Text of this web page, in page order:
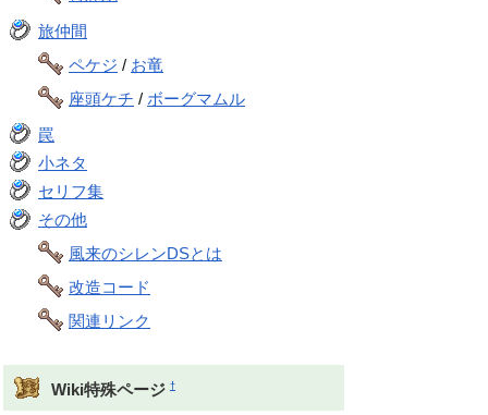
旅仲間
ペケジ / お竜
座頭ケチ / ボーグマムル
罠
小ネタ
セリフ集
その他
風来のシレンDSとは
改造コード
関連リンク
Wiki特殊ページ †